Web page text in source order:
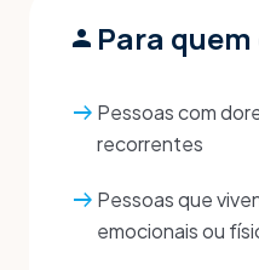
person Para
arrow_right_alt Pessoas com
recorrentes
arrow_right_alt Pessoas que
emocionais ou